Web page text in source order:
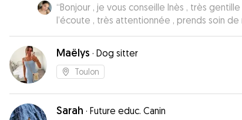
“Bonjour , je vous conseille Inès , très gentille
l’écoute , très attentionnée , prends soin de
animaux adorés , nous envoie tous les jours
photos/ vidéos et messages concernant
de leurs journée ect , au top !! Si je dois
animal quelques jours je reviendrai vers Inès.
Maëlys · Dog sitter
Toulon
Sarah · Future educ. Canin